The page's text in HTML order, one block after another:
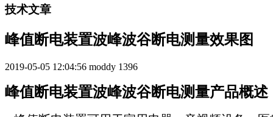
技术文章
峰值断电装置波峰波谷断电测量效果图
2019-05-05 12:04:56 moddy 1396
峰值断电装置波峰波谷断电测量产品概述